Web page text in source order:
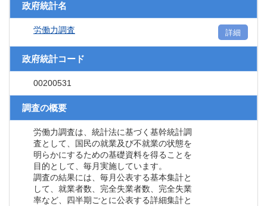
政府統計名
労働力調査 詳細
政府統計コード
00200531
調査の概要
労働力調査は、統計法に基づく基幹統計調
査として、国民の就業及び不就業の状態を
明らかにするための基礎資料を得ることを
目的として、毎月実施しています。
調査の結果には、毎月公表する基本集計と
して、就業者数、完全失業者数、完全失業
率など、四半期ごとに公表する詳細集計と